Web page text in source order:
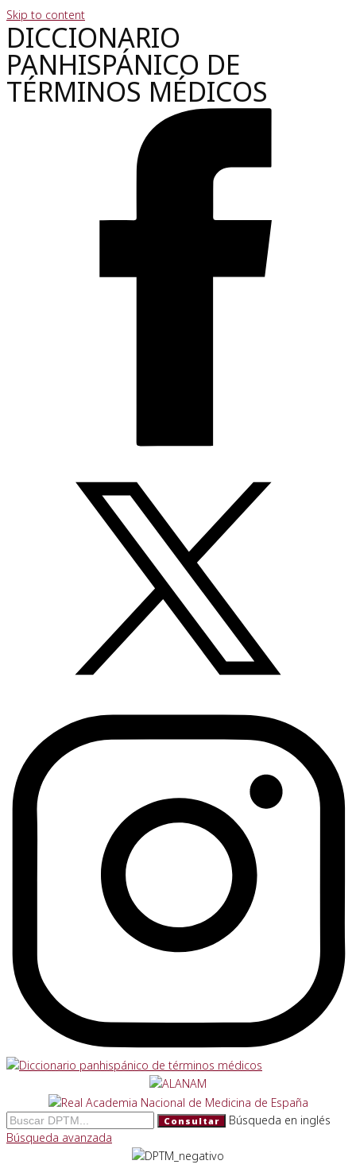
Skip to content
DICCIONARIO
PANHISPÁNICO DE
TÉRMINOS MÉDICOS
Consultar
Búsqueda en inglés
Búsqueda avanzada